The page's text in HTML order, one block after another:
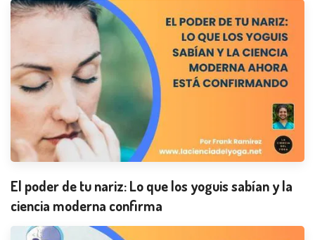
El poder de tu nariz: Lo que los yoguis sabían y la
ciencia moderna confirma